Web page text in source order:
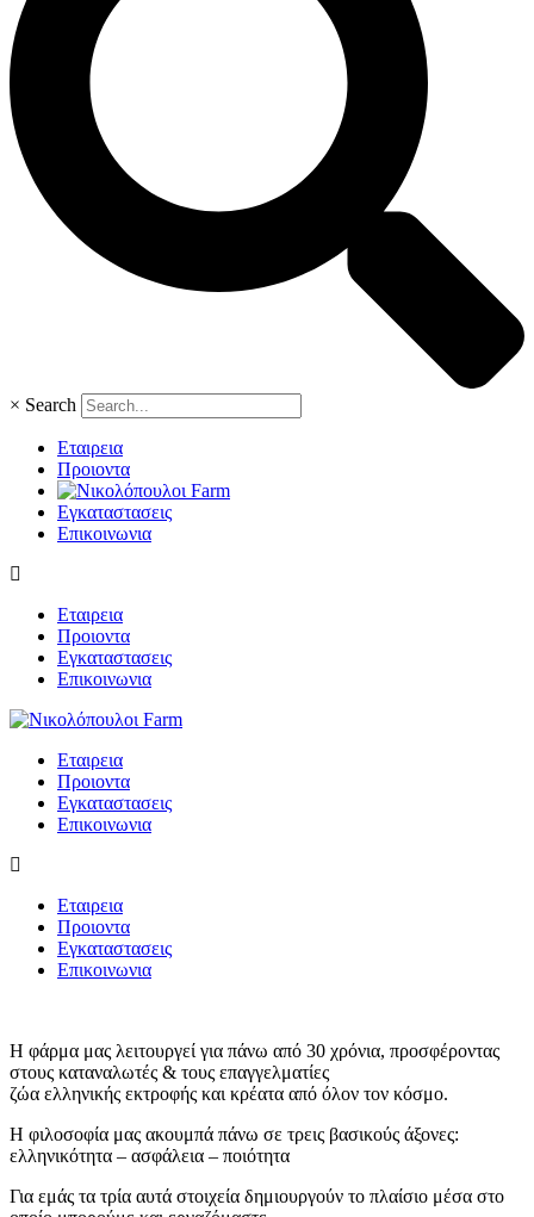
× Search
Εταιρεια
Προιοντα
Εγκαταστασεις
Επικοινωνια
Εταιρεια
Προιοντα
Εγκαταστασεις
Επικοινωνια
Εταιρεια
Προιοντα
Εγκαταστασεις
Επικοινωνια
Εταιρεια
Προιοντα
Εγκαταστασεις
Επικοινωνια
Η φάρμα μας λειτουργεί για πάνω από 30 χρόνια, προσφέροντας
στους καταναλωτές & τους επαγγελματίες
ζώα ελληνικής εκτροφής και κρέατα από όλον τον κόσμο.
Η φιλοσοφία μας ακουμπά πάνω σε τρεις βασικούς άξονες:
ελληνικότητα – ασφάλεια – ποιότητα
Για εμάς τα τρία αυτά στοιχεία δημιουργούν το πλαίσιο μέσα στο